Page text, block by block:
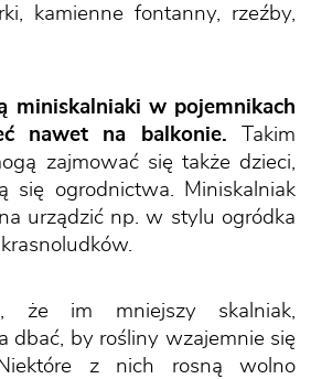
kamienne fontanny, rzeźby,
miniskalniaki w pojemnikach
nawet na balkonie. Takim
zajmować się także dzieci,
się ogrodnictwa. Miniskalniak
urządzić np. w stylu ogródka
że im mniejszy skalniak,
dbać, by rośliny wzajemnie się
Niektóre z nich rosną wolno